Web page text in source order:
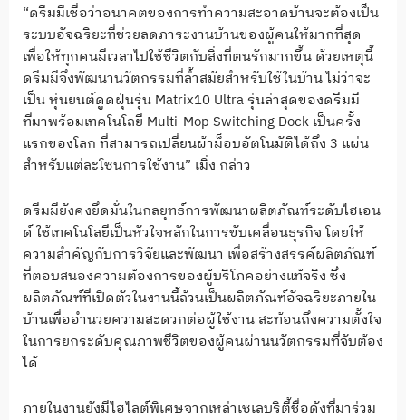
“ดรีมมีเชื่อว่าอนาคตของการทำความสะอาดบ้านจะต้องเป็น
ระบบอัจฉริยะที่ช่วยลดภาระงานบ้านของผู้คนให้มากที่สุด
เพื่อให้ทุกคนมีเวลาไปใช้ชีวิตกับสิ่งที่ตนรักมากขึ้น ด้วยเหตุนี้
ดรีมมีจึงพัฒนานวัตกรรมที่ล้ำสมัยสำหรับใช้ในบ้าน ไม่ว่าจะ
เป็น หุ่นยนต์ดูดฝุ่นรุ่น Matrix10 Ultra รุ่นล่าสุดของดรีมมี
ที่มาพร้อมเทคโนโลยี Multi-Mop Switching Dock เป็นครั้ง
แรกของโลก ที่สามารถเปลี่ยนผ้าม็อบอัตโนมัติได้ถึง 3 แผ่น
สำหรับแต่ละโซนการใช้งาน” เมิ่ง กล่าว
ดรีมมียังคงยึดมั่นในกลยุทธ์การพัฒนาผลิตภัณฑ์ระดับไฮเอน
ด์ ใช้เทคโนโลยีเป็นหัวใจหลักในการขับเคลื่อนธุรกิจ โดยให้
ความสำคัญกับการวิจัยและพัฒนา เพื่อสร้างสรรค์ผลิตภัณฑ์
ที่ตอบสนองความต้องการของผู้บริโภคอย่างแท้จริง ซึ่ง
ผลิตภัณฑ์ที่เปิดตัวในงานนี้ล้วนเป็นผลิตภัณฑ์อัจฉริยะภายใน
บ้านเพื่ออำนวยความสะดวกต่อผู้ใช้งาน สะท้อนถึงความตั้งใจ
ในการยกระดับคุณภาพชีวิตของผู้คนผ่านนวัตกรรมที่จับต้อง
ได้
ภายในงานยังมีไฮไลต์พิเศษจากเหล่าเซเลบริตี้ชื่อดังที่มาร่วม